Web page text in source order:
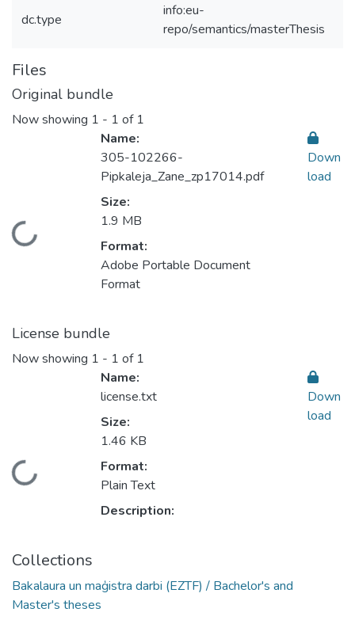
dc.type
info:eu-
repo/semantics/masterThesis
Files
Original bundle
Now showing 1 - 1 of 1
Loading...
Name:
305-102266-
Pipkaleja_Zane_zp17014.pdf
Size:
1.9 MB
Format:
Adobe Portable Document
Format
Down
load
License bundle
Now showing 1 - 1 of 1
Loading...
Name:
license.txt
Size:
1.46 KB
Format:
Plain Text
Description:
Down
load
Collections
Bakalaura un maģistra darbi (EZTF) / Bachelor's and
Master's theses